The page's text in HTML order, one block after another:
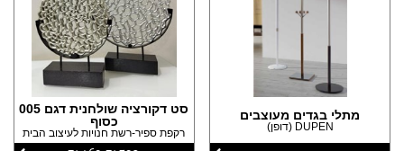
מתלי בגדים מעוצבים
DUPEN (דופן)
סט דקורציה שולחנית דגם 005
כסוף
רקפת ספיר-רשת חנויות לעיצוב הבית